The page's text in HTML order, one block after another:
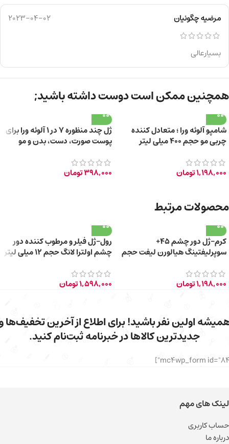
مرضیه چگونیان 2023-04-02
بسیارعالی
همچنین ممکن است دوست داشته باشید;
شامپو آلوئه ورا ؛ متعادل کننده
چربی مو حجم ۴۰۰ میلی لیتر
1,198,000تومان
ژل چند منظوره 7 در 1 آلوئه ورا برای
پوست صورت، دست، بدن و مو
398,000تومان
محصولات مرتبط
کرم-ژل دور چشم 45+
سوپرلیفتینگ هیالورن لیفت حجم
1,198,000تومان
رول-ژل فیلر و مرطوب کننده دور
چشم اولترا لانگ حجم 12 میلی لیتر
1,598,000تومان
اولین نفر باشید! برای اطلاع از آخرین تخفیف‌ها
جدیدترین کالاها در خبرنامه ثبت‌نام کنید.
لینک های مهم
حساب کاربری
درباره ما